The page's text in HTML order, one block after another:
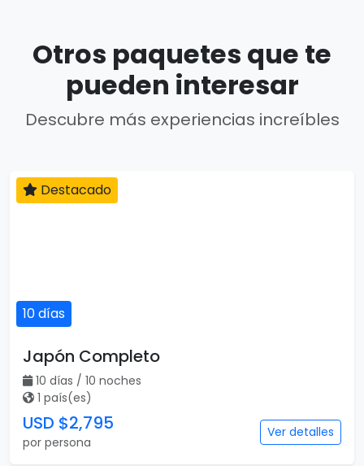
Otros paquetes que te
pueden interesar
Descubre más experiencias increíbles
10 días
Destacado
Japón Completo
10 días / 10 noches
1 país(es)
USD $2,795
por persona
Ver detalles